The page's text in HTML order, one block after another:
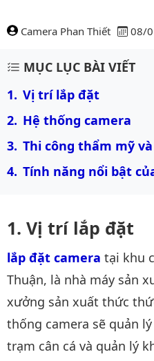
Camera Phan Thiết 08/
Nội dung bài viết
MỤC LỤC BÀI VIẾT
Vị trí lắp đặt
Hệ thống camera
Thi công thẩm mỹ
Tính năng nổi bật
Vị trí lắp đặt
lắp đặt camera tại khu
Thuận, là nhà máy sản
xưởng sản xuất thức
thống camera sẽ quản
trạm cân cá và quản lý